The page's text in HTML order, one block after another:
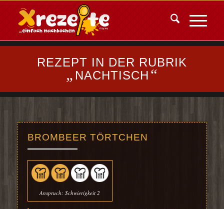
REZEPT IN DER RUBRIK
„ NACHTISCH “
BROMBEER TÖRTCHEN
Anspruch: Schwierigkeit 2